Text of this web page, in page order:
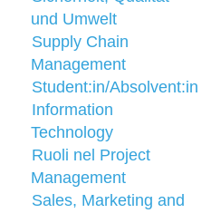
und Umwelt
Supply Chain
Management
Student:in/Absolvent:in
Information
Technology
Ruoli nel Project
Management
Sales, Marketing and